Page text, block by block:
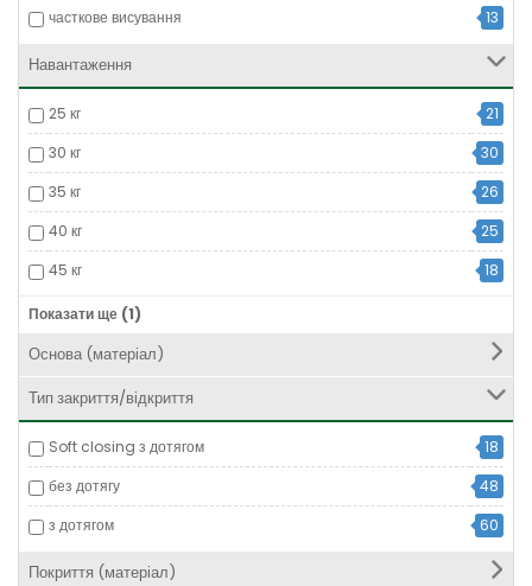
часткове висування
13
Навантаження
25 кг
21
30 кг
30
35 кг
26
40 кг
25
45 кг
18
8 кг
Показати ще (1)
Основа (матеріал)
Тип закриття/відкриття
Soft closing з дотягом
18
без дотягу
48
з дотягом
60
Покриття (матеріал)